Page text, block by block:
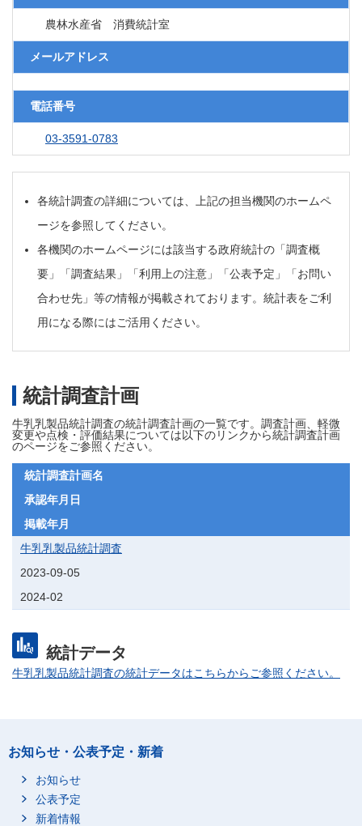
農林水産省 消費統計室
メールアドレス
電話番号
03-3591-0783
各統計調査の詳細については、上記の担当機関のホームペ
ージを参照してください。
各機関のホームページには該当する政府統計の「調査概
要」「調査結果」「利用上の注意」「公表予定」「お問い
合わせ先」等の情報が掲載されております。統計表をご利
用になる際にはご活用ください。
統計調査計画
牛乳乳製品統計調査の統計調査計画の一覧です。調査計画、軽微
変更や点検・評価結果については以下のリンクから統計調査計画
のページをご参照ください。
統計調査計画名
承認年月日
掲載年月
牛乳乳製品統計調査
2023-09-05
2024-02
統計データ
牛乳乳製品統計調査の統計データはこちらからご参照ください。
お知らせ・公表予定・新着
お知らせ
公表予定
新着情報